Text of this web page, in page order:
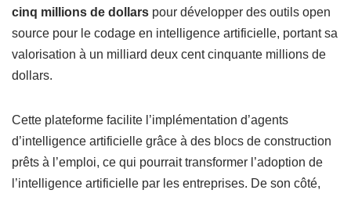
cinq millions de dollars pour développer des outils open
source pour le codage en intelligence artificielle, portant sa
valorisation à un milliard deux cent cinquante millions de
dollars.
Cette plateforme facilite l’implémentation d’agents
d’intelligence artificielle grâce à des blocs de construction
prêts à l’emploi, ce qui pourrait transformer l’adoption de
l’intelligence artificielle par les entreprises. De son côté,